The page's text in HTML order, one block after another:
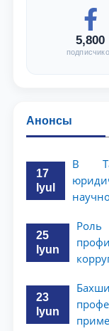
5,800
Анонсы
17
Iyul
В
25
Iyun
23
Iyun